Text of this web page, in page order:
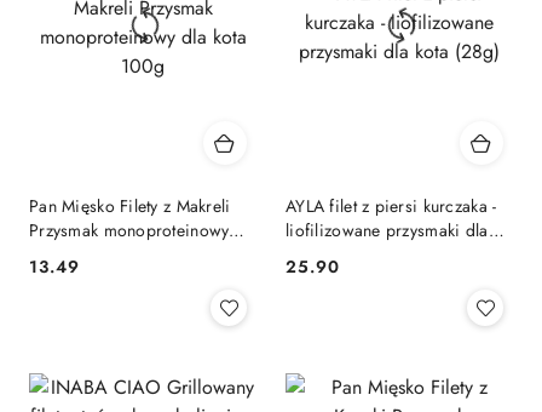
Pan Mięsko Filety z Makreli
Przysmak monoproteinowy
Cena:
13.49
AYLA filet z piersi kurczaka -
liofilizowane przysmaki dla
Cena:
25.90